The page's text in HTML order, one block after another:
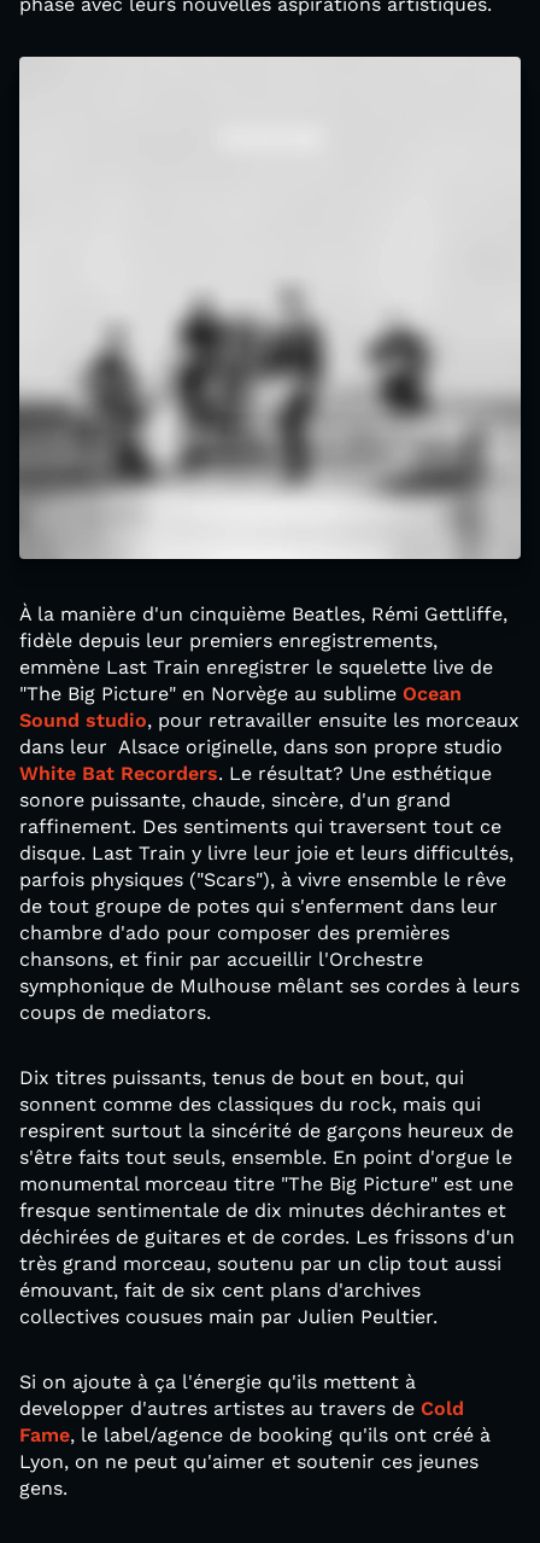
À la manière d'un cinquième Beatles, Rémi Gettliffe,
fidèle depuis leur premiers enregistrements,
emmène Last Train enregistrer le squelette live de
"The Big Picture" en Norvège au sublime Ocean
Sound studio, pour retravailler ensuite les morceaux
dans leur Alsace originelle, dans son propre studio
White Bat Recorders. Le résultat? Une esthétique
sonore puissante, chaude, sincère, d'un grand
raffinement. Des sentiments qui traversent tout ce
disque. Last Train y livre leur joie et leurs difficultés,
parfois physiques ("Scars"), à vivre ensemble le rêve
de tout groupe de potes qui s'enferment dans leur
chambre d'ado pour composer des premières
chansons, et finir par accueillir l'Orchestre
symphonique de Mulhouse mêlant ses cordes à leurs
coups de mediators.
Dix titres puissants, tenus de bout en bout, qui
sonnent comme des classiques du rock, mais qui
respirent surtout la sincérité de garçons heureux de
s'être faits tout seuls, ensemble. En point d'orgue le
monumental morceau titre "The Big Picture" est une
fresque sentimentale de dix minutes déchirantes et
déchirées de guitares et de cordes. Les frissons d'un
très grand morceau, soutenu par un clip tout aussi
émouvant, fait de six cent plans d'archives
collectives cousues main par Julien Peultier.
Si on ajoute à ça l'énergie qu'ils mettent à
developper d'autres artistes au travers de Cold
Fame, le label/agence de booking qu'ils ont créé à
Lyon, on ne peut qu'aimer et soutenir ces jeunes
gens.